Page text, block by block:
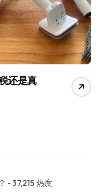
还是真
- 37,215 热度